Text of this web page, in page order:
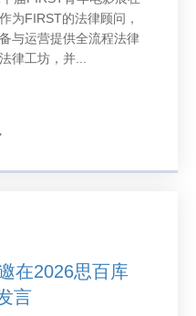
为FIRST的法律顾问，
与运营提供全流程法律
律工坊，并...
在2026思百库
言